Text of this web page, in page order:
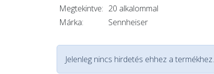
Megtekintve: 20 alkalommal
Márka:
Sennheiser
Jelenleg nincs hirdetés ehhez a termékhez.